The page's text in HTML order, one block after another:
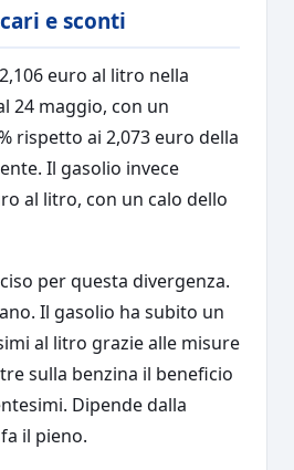
e sconti
euro al litro nella
24 maggio, con un
rispetto ai 2,073 euro della
Il gasolio invece
al litro, con un calo dello
per questa divergenza.
Il gasolio ha subito un
al litro grazie alle misure
sulla benzina il beneficio
Dipende dalla
il pieno.